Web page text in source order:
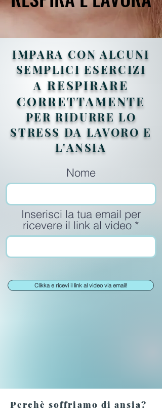
IMPARA CON ALCUNI
SEMPLICI ESERCIZI
A RESPIRARE
CORRETTAMENTE
PER RIDURRE LO
STRESS DA LAVORO E
L'ANSIA
Nome
Inserisci la tua email per
ricevere il link al video
Clikka e ricevi il link al video via email!
Perchè soffriamo di ansia?